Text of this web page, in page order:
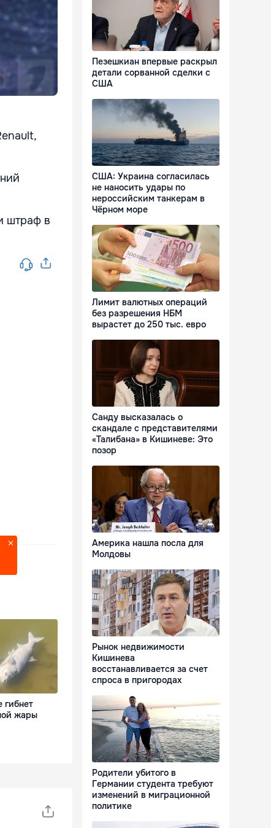
штраф в
гибнет
жары
Пезешкиан впервые раскрыл
детали сорванной сделки с
США
США: Украина согласилась
не наносить удары по
нероссийским танкерам в
Чёрном море
Лимит валютных операций
без разрешения НБМ
вырастет до 250 тыс. евро
Санду высказалась о
скандале с представителями
«Талибана» в Кишиневе: Это
позор
Америка нашла посла для
Молдовы
Рынок недвижимости
Кишинева
восстанавливается за счет
спроса в пригородах
Родители убитого в
Германии студента требуют
изменений в миграционной
политике